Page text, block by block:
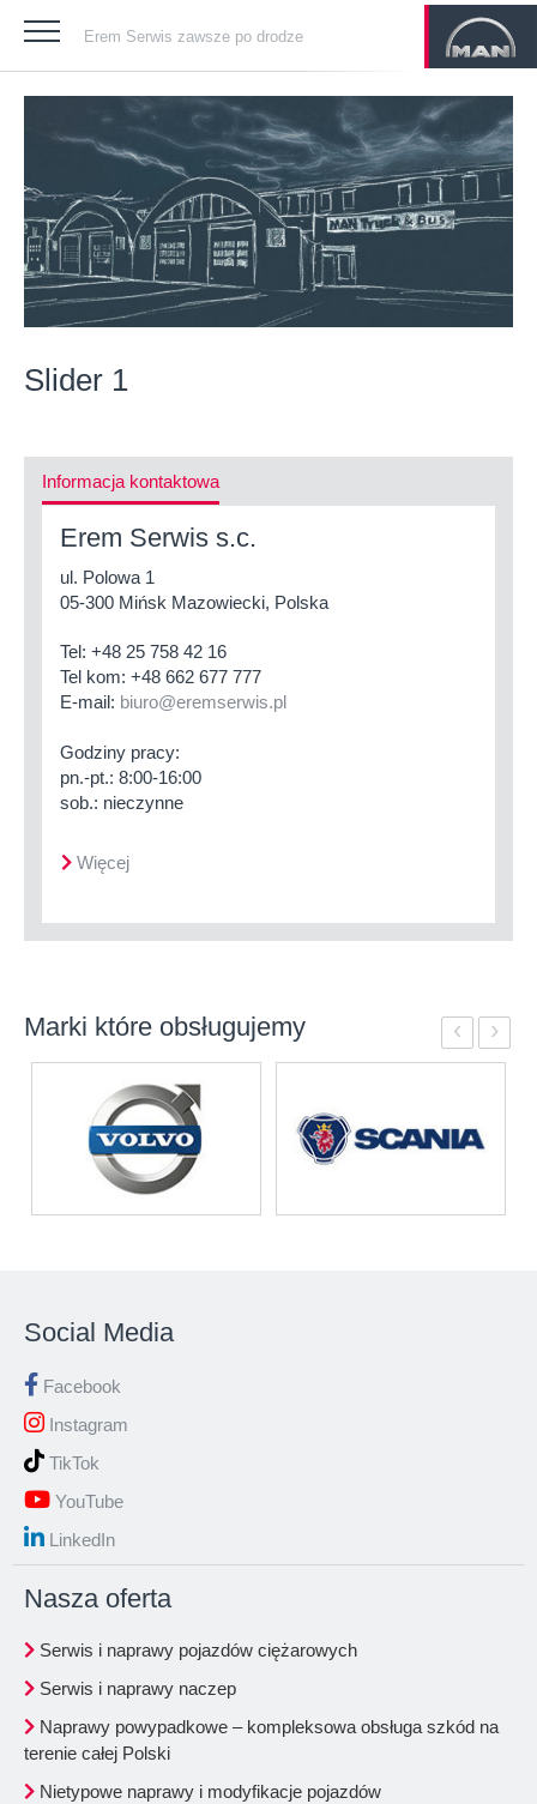
Erem Serwis zawsze po drodze
Slider 1
Informacja kontaktowa
Erem Serwis s.c.
ul. Polowa 1
05-300 Mińsk Mazowiecki, Polska
Tel: +48 25 758 42 16
Tel kom: +48 662 677 777
E-mail: biuro@eremserwis.pl
Godziny pracy:
pn.-pt.: 8:00-16:00
sob.: nieczynne
Więcej
Marki które obsługujemy ‹ ›
Social Media
Facebook
Instagram
TikTok
YouTube
LinkedIn
Nasza oferta
Serwis i naprawy pojazdów ciężarowych
Serwis i naprawy naczep
Naprawy powypadkowe – kompleksowa obsługa szkód na
terenie całej Polski
Nietypowe naprawy i modyfikacje pojazdów